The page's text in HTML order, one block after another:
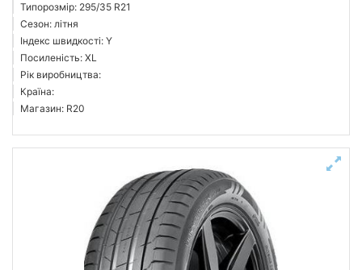
Типорозмір: 295/35 R21
Сезон: літня
Індекс швидкості: Y
Посиленість: XL
Рік виробництва:
Країна:
Магазин: R20